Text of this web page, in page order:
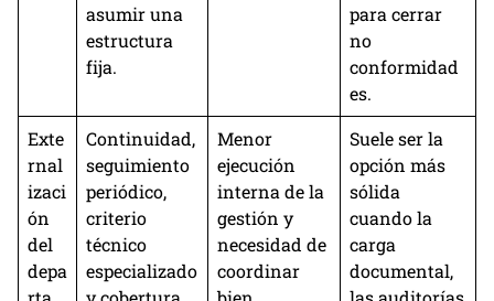
asumir una
estructura
fija.
para cerrar
no
conformidad
es.
Exte
rnal
izaci
ón
del
depa
Continuidad,
seguimiento
periódico,
criterio
técnico
especializado
Menor
ejecución
interna de la
gestión y
necesidad de
coordinar
Suele ser la
opción más
sólida
cuando la
carga
documental,